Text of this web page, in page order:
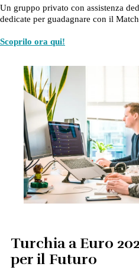
Un gruppo privato con assistenza
dedicate per guadagnare con il
Scoprilo ora qui!
Turchia a Euro
per il Futuro